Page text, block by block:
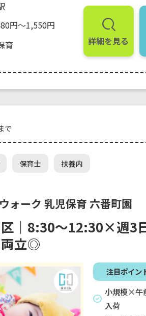
円～1,550円
育 詳細を見る
で
保育士 扶養内
ォーク 乳児保育 六番町園
｜8:30〜12:30×週3
両立◎
注目ポイン
小規模×午
入荷